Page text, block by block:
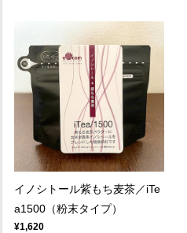
イノシトール紫もち麦茶／iTe
a1500（粉末タイプ）
¥1,620